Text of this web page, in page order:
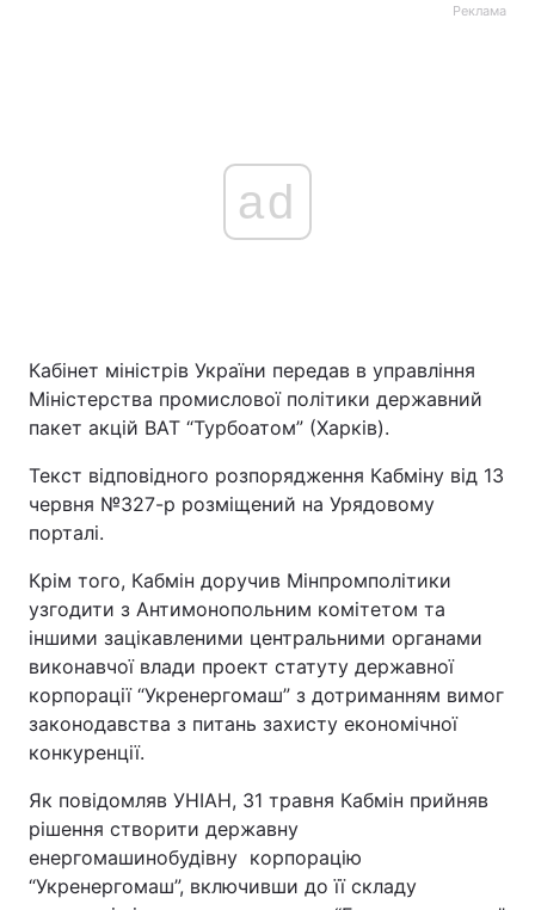
Реклама
ad
Кабінет міністрів України передав в управління
Міністерства промислової політики державний
пакет акцій ВАТ “Турбоатом” (Харків).
Текст відповідного розпорядження Кабміну від 13
червня №327-р розміщений на Урядовому
порталі.
Крім того, Кабмін доручив Мінпромполітики
узгодити з Антимонопольним комітетом та
іншими зацікавленими центральними органами
виконавчої влади проект статуту державної
корпорації “Укренергомаш” з дотриманням вимог
законодавства з питань захисту економічної
конкуренції.
Як повідомляв УНІАН, 31 травня Кабмін прийняв
рішення створити державну
енергомашинобудівну корпорацію
“Укренергомаш”, включивши до її складу